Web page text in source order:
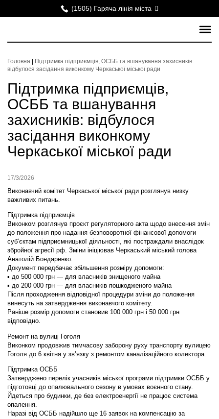
(1505) Гаряча лінія міста
Головна
Підтримка підприємців, ОСББ та вшанування захисників:
відбулося засідання виконкому Черкаської міської ради
Підтримка підприємців,
ОСББ та вшанування
захисників: відбулося
засідання виконкому
Черкаської міської ради
17/3/2026
Виконавчий комітет Черкаської міської ради розглянув низку
важливих питань.
Підтримка підприємців
Виконком розглянув проєкт регуляторного акта щодо внесення змін
до положення про надання безповоротної фінансової допомоги
суб’єктам підприємницької діяльності, які постраждали внаслідок
збройної агресії рф. Зміни ініціював Черкаський міський голова
Анатолій Бондаренко.
Документ передбачає збільшення розміру допомоги:
▪️ до 500 000 грн — для власників знищеного майна
▪️ до 200 000 грн — для власників пошкодженого майна
Після проходження відповідної процедури зміни до положення
винесуть на затвердження виконавчого комітету.
Раніше розмір допомоги становив 100 000 грн і 50 000 грн
відповідно.
Ремонт на вулиці Гоголя
Виконком продовжив тимчасову заборону руху транспорту вулицею
Гоголя до 6 квітня у зв’язку з ремонтом каналізаційного колектора.
Підтримка ОСББ
Затверджено перелік учасників міської програми підтримки ОСББ у
підготовці до опалювального сезону в умовах воєнного стану.
Йдеться про будинки, де без електроенергії не працює система
опалення.
Наразі від ОСББ надійшло ще 16 заявок на компенсацію за